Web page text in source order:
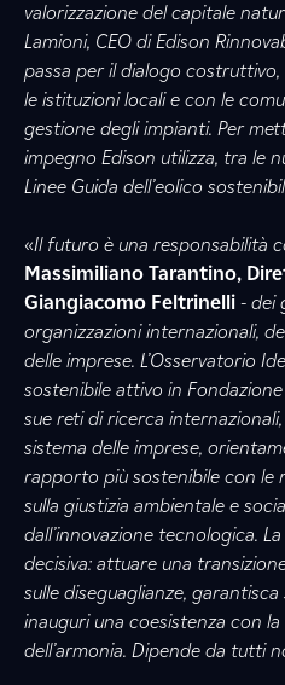
valorizzazione del capitale
Lamioni, CEO di Edison
passa per il dialogo
le istituzioni locali e con le
gestione degli impianti. Per
impegno Edison utilizza, tra le
Linee Guida dell’eolico
«Il futuro è una responsabilità
Massimiliano Tarantino,
Giangiacomo Feltrinelli - dei
organizzazioni internazionali,
delle imprese. L’Osservatorio
sostenibile attivo in
sue reti di ricerca
sistema delle imprese,
rapporto più sostenibile con le
sulla giustizia ambientale e
dall’innovazione tecnologica.
decisiva: attuare una
sulle diseguaglianze,
inauguri una coesistenza con
dell’armonia. Dipende da tutti